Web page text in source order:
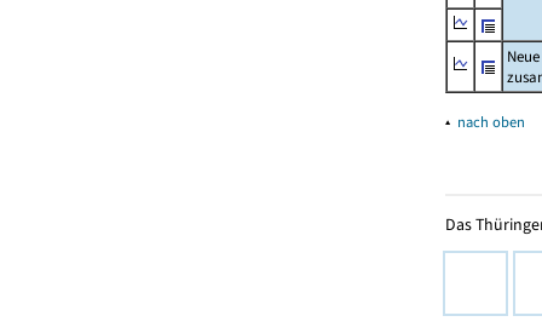
▴ nach oben
Das